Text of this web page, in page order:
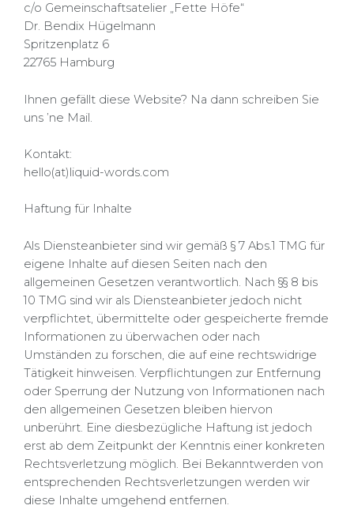
c/o Gemeinschaftsatelier „Fette Höfe“
Dr. Bendix Hügelmann
Spritzenplatz 6
22765 Hamburg
Ihnen gefällt diese Website? Na dann schreiben Sie
uns ’ne Mail.
Kontakt:
hello(at)liquid-words.com
Haftung für Inhalte
Als Diensteanbieter sind wir gemäß § 7 Abs.1 TMG für
eigene Inhalte auf diesen Seiten nach den
allgemeinen Gesetzen verantwortlich. Nach §§ 8 bis
10 TMG sind wir als Diensteanbieter jedoch nicht
verpflichtet, übermittelte oder gespeicherte fremde
Informationen zu überwachen oder nach
Umständen zu forschen, die auf eine rechtswidrige
Tätigkeit hinweisen. Verpflichtungen zur Entfernung
oder Sperrung der Nutzung von Informationen nach
den allgemeinen Gesetzen bleiben hiervon
unberührt. Eine diesbezügliche Haftung ist jedoch
erst ab dem Zeitpunkt der Kenntnis einer konkreten
Rechtsverletzung möglich. Bei Bekanntwerden von
entsprechenden Rechtsverletzungen werden wir
diese Inhalte umgehend entfernen.